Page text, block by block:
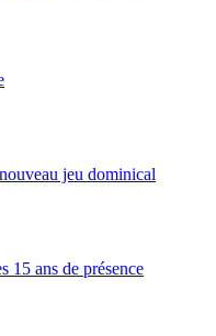
jeu dominical
ans de présence